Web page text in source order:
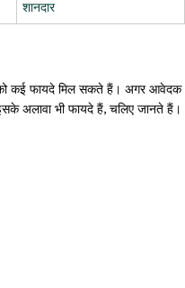
शानदार
कई फायदे मिल सकते हैं। अगर आवेदक
अलावा भी फायदे हैं, चलिए जानते हैं।